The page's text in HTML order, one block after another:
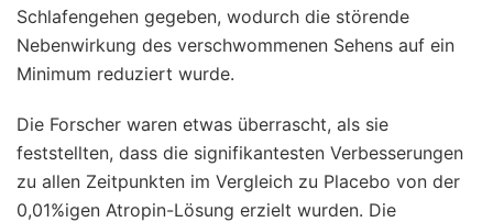
Schlafengehen gegeben, wodurch die störende
Nebenwirkung des verschwommenen Sehens auf ein
Minimum reduziert wurde.
Die Forscher waren etwas überrascht, als sie
feststellten, dass die signifikantesten Verbesserungen
zu allen Zeitpunkten im Vergleich zu Placebo von der
0,01%igen Atropin-Lösung erzielt wurden. Die